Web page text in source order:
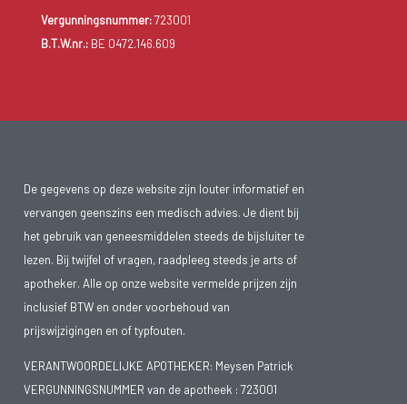
Vergunningsnummer:723001
B.T.W.nr.:BE 0472.146.609
De gegevens op deze website zijn louter informatief en
vervangen geenszins een medisch advies. Je dient bij
het gebruik van geneesmiddelen steeds de bijsluiter te
lezen. Bij twijfel of vragen, raadpleeg steeds je arts of
apotheker. Alle op onze website vermelde prijzen zijn
inclusief BTW en onder voorbehoud van
prijswijzigingen en of typfouten.
VERANTWOORDELIJKE APOTHEKER: Meysen Patrick
VERGUNNINGSNUMMER van de apotheek : 723001